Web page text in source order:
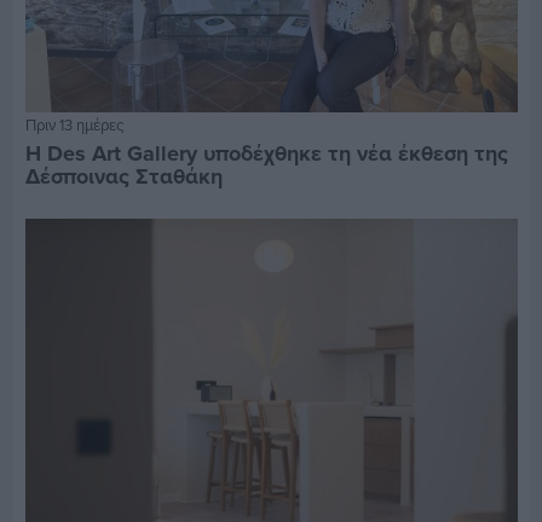
Πριν 13 ημέρες
Η Des Art Gallery υποδέχθηκε τη νέα έκθεση της
Δέσποινας Σταθάκη